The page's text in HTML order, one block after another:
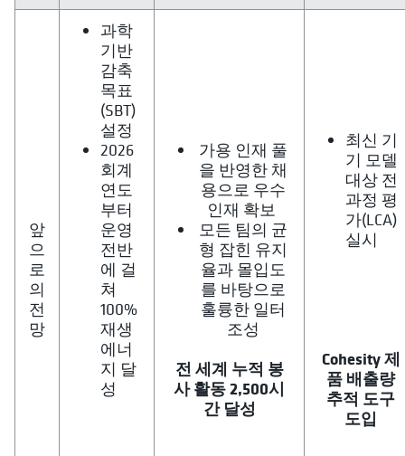
앞
으
로
의
전
망
과학
기반
감축
목표
(SBT)
설정
2026
회계
연도
부터
운영
전반
에 걸
쳐
100%
재생
에너
지 달
성
가용 인재 풀
을 반영한 채
용으로 우수
인재 확보
모든 팀의 균
형 잡힌 유지
율과 몰입도
를 바탕으로
훌륭한 일터
조성
전 세계 누적 봉
사 활동 2,500시
간 달성
최신 기
기 모델
대상 전
과정 평
가(LCA)
실시
Cohesity 제
품 배출량
추적 도구
도입